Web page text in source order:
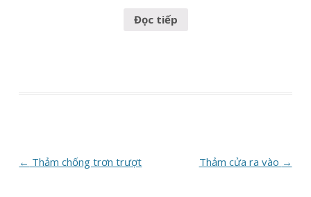
Đọc tiếp
Post
← Thảm chống trơn trượt Thảm cửa ra vào →